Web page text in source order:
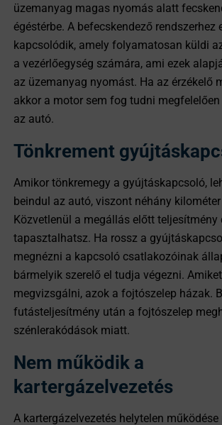
üzemanyag magas nyomás alatt
égéstérbe. A befecskendező rendszerhez
kapcsolódik, amely folyamatosan küldi
a vezérlőegység számára, ami ezek
az üzemanyag nyomást. Ha az érzékelő
akkor a motor sem fog tudni
az autó.
Tönkrement
Amikor tönkremegy a gyújtáskapcsoló,
beindul az autó, viszont néhány
Közvetlenül a megállás előtt teljesítmény
tapasztalhatsz. Ha rossz a
megnézni a kapcsoló csatlakozóinak
bármelyik szerelő el tudja végezni.
megvizsgálni, azok a fojtószelep házak.
futásteljesítmény után a fojtószelep
szénlerakódások miatt.
Nem működik a
kartergázelvezetés
A kartergázelvezetés helytelen